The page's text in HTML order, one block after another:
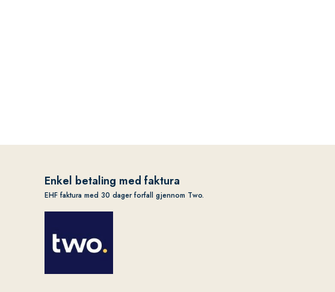
Enkel betaling med faktura
EHF faktura med 30 dager forfall gjennom Two.